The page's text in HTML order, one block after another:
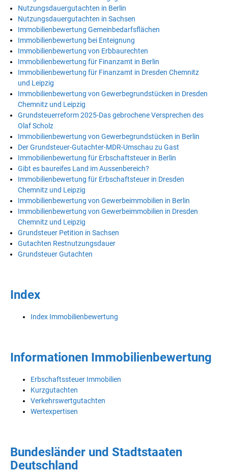
Nutzungsdauergutachten in Berlin
Nutzungsdauergutachten in Sachsen
Immobilienbewertung Gemeinbedarfsflächen
Immobilienbewertung bei Enteignung
Immobilienbewertung von Erbbaurechten
Immobilienbewertung für Finanzamt in Berlin
Immobilienbewertung für Finanzamt in Dresden Chemnitz
und Leipzig
Immobilienbewertung von Gewerbegrundstücken in Dresden
Chemnitz und Leipzig
Grundsteuerreform 2025-Das gebrochene Versprechen des
Olaf Scholz
Immobilienbewertung von Gewerbegrundstücken in Berlin
Der Grundsteuer-Gutachter-MDR-Umschau zu Gast
Immobilienbewertung für Erbschaftsteuer in Berlin
Gibt es baureifes Land im Aussenbereich?
Immobilienbewertung für Erbschaftsteuer in Dresden
Chemnitz und Leipzig
Immobilienbewertung von Gewerbeimmobilien in Berlin
Immobilienbewertung von Gewerbeimmobilien in Dresden
Chemnitz und Leipzig
Grundsteuer Petition in Sachsen
Gutachten Restnutzungsdauer
Grundsteuer Gutachten
Index
Index Immobilienbewertung
Informationen Immobilienbewertung
Erbschaftssteuer Immobilien
Kurzgutachten
Verkehrswertgutachten
Wertexpertisen
Bundesländer und Stadtstaaten
Deutschland